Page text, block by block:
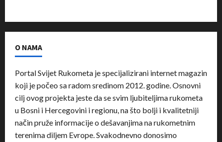
O NAMA
Portal Svijet Rukometa je specijalizirani internet magazin
koji je počeo sa radom sredinom 2012. godine. Osnovni
cilj ovog projekta jeste da se svim ljubiteljima rukometa
u Bosni i Hercegovini i regionu, na što bolji i kvalitetniji
način pruže informacije o dešavanjima na rukometnim
terenima diljem Evrope. Svakodnevno donosimo